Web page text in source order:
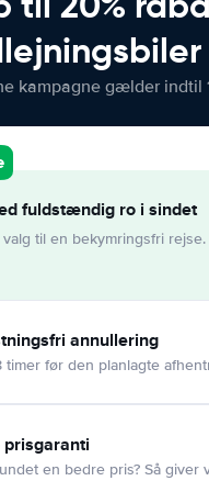
kampagne gælder indtil
fuldstændig ro i sindet
til en bekymringsfri rejse.
annullering
timer før den planlagte
prisgaranti
en bedre pris? Så giver